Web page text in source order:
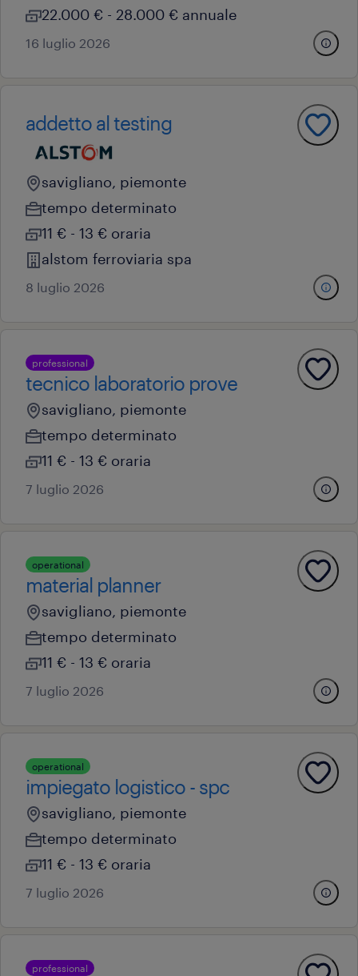
22.000 € - 28.000 € annuale
16 luglio 2026
addetto al testing
savigliano, piemonte
tempo determinato
11 € - 13 € oraria
alstom ferroviaria spa
8 luglio 2026
professional
tecnico laboratorio prove
savigliano, piemonte
tempo determinato
11 € - 13 € oraria
7 luglio 2026
operational
material planner
savigliano, piemonte
tempo determinato
11 € - 13 € oraria
7 luglio 2026
operational
impiegato logistico - spc
savigliano, piemonte
tempo determinato
11 € - 13 € oraria
7 luglio 2026
professional